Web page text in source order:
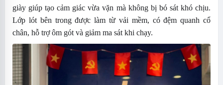
giày giúp tạo cảm giác vừa vặn mà không bị bó sát khó chịu.
Lớp lót bên trong được làm từ vải mềm, có đệm quanh cổ
chân, hỗ trợ ôm gót và giảm ma sát khi chạy.